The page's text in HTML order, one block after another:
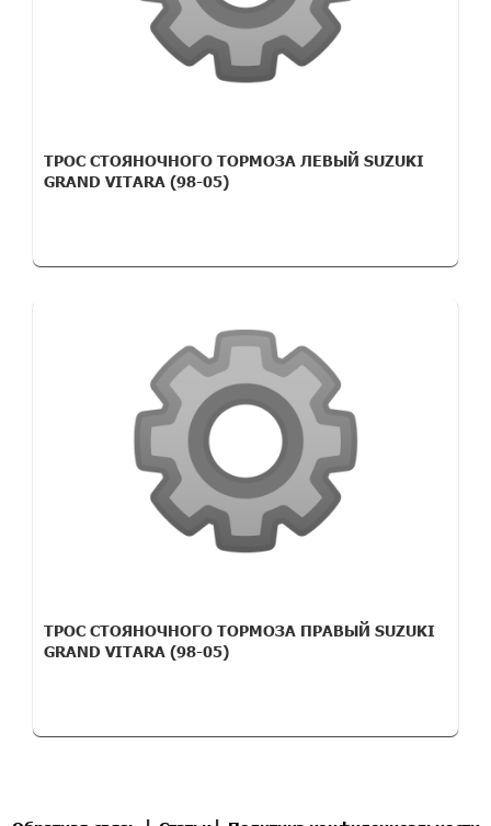
ТРОС СТОЯНОЧНОГО ТОРМОЗА ЛЕВЫЙ SUZUKI
GRAND VITARA (98-05)
ТРОС СТОЯНОЧНОГО ТОРМОЗА ПРАВЫЙ SUZUKI
GRAND VITARA (98-05)